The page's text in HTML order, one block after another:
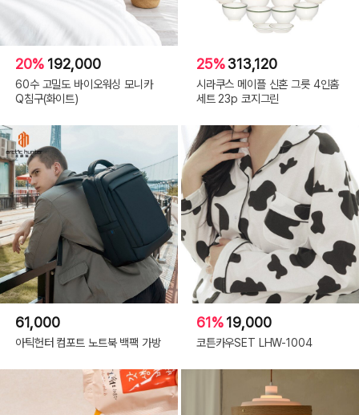
20% 192,000
60수 고밀도 바이오워싱 모니카
Q침구(화이트)
25%313,120
시라쿠스 메이플 신혼 그릇 4인홈
세트 23p 코지그린
61,000
아틱헌터 컴포트 노트북 백팩 가방
61%19,000
코튼카우SET LHW-1004